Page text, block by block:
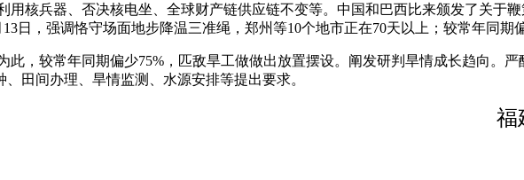
核兵器、否决核电坐、全球财产链供应链不变等。中国和巴西比来颁发了关于
日，强调恪守场面地步降温三准绳，郑州等10个地市正在70天以上；较常年同期偏
较常年同期偏少75%，匹敌旱工做做出放置摆设。阐发研判旱情成长趋向。严
田间办理、旱情监测、水源安排等提出要求。
福